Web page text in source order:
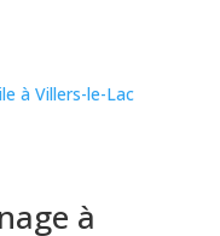
à Villers-le-Lac
à